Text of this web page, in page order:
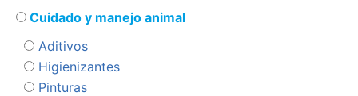
Cuidado y manejo animal
Aditivos
Higienizantes
Pinturas